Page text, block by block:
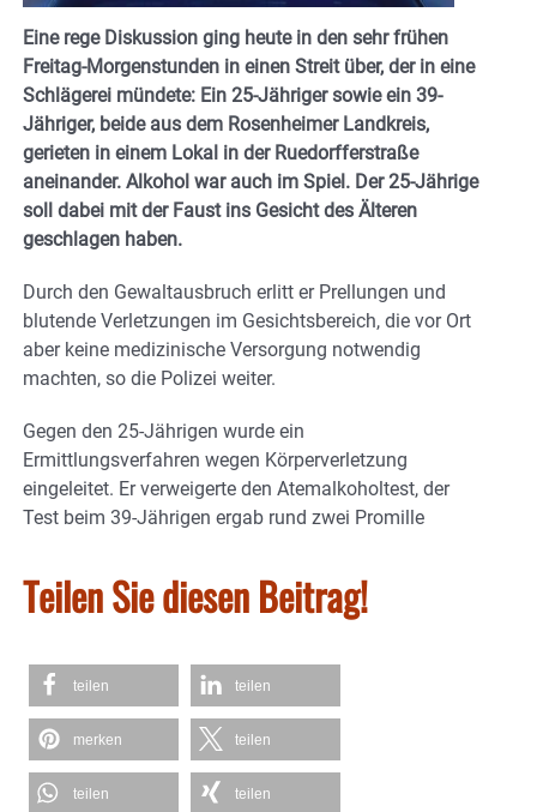
Eine rege Diskussion ging heute in den sehr frühen
Freitag-Morgenstunden in einen Streit über, der in eine
Schlägerei mündete: Ein 25-Jähriger sowie ein 39-
Jähriger, beide aus dem Rosenheimer Landkreis,
gerieten in einem Lokal in der Ruedorfferstraße
aneinander. Alkohol war auch im Spiel. Der 25-Jährige
soll dabei mit der Faust ins Gesicht des Älteren
geschlagen haben.
Durch den Gewaltausbruch erlitt er Prellungen und
blutende Verletzungen im Gesichtsbereich, die vor Ort
aber keine medizinische Versorgung notwendig
machten, so die Polizei weiter.
Gegen den 25-Jährigen wurde ein
Ermittlungsverfahren wegen Körperverletzung
eingeleitet. Er verweigerte den Atemalkoholtest, der
Test beim 39-Jährigen ergab rund zwei Promille
Teilen Sie diesen Beitrag!
teilen teilen
merken teilen
teilen teilen